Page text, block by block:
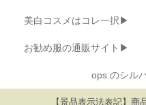
美白コスメはコレ一択▶
お勧め服の通販サイト▶
ops.のシル
【景品表示法表記】商